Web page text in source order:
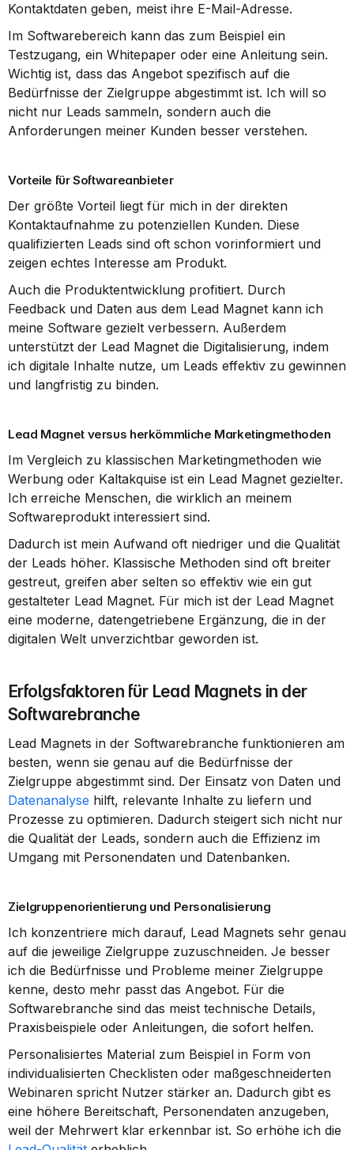
Kontaktdaten geben, meist ihre E-Mail-Adresse.
Im Softwarebereich kann das zum Beispiel ein
Testzugang, ein Whitepaper oder eine Anleitung sein.
Wichtig ist, dass das Angebot spezifisch auf die
Bedürfnisse der Zielgruppe abgestimmt ist. Ich will so
nicht nur Leads sammeln, sondern auch die
Anforderungen meiner Kunden besser verstehen.
Vorteile für Softwareanbieter
Der größte Vorteil liegt für mich in der direkten
Kontaktaufnahme zu potenziellen Kunden. Diese
qualifizierten Leads sind oft schon vorinformiert und
zeigen echtes Interesse am Produkt.
Auch die Produktentwicklung profitiert. Durch
Feedback und Daten aus dem Lead Magnet kann ich
meine Software gezielt verbessern. Außerdem
unterstützt der Lead Magnet die Digitalisierung, indem
ich digitale Inhalte nutze, um Leads effektiv zu gewinnen
und langfristig zu binden.
Lead Magnet versus herkömmliche Marketingmethoden
Im Vergleich zu klassischen Marketingmethoden wie
Werbung oder Kaltakquise ist ein Lead Magnet gezielter.
Ich erreiche Menschen, die wirklich an meinem
Softwareprodukt interessiert sind.
Dadurch ist mein Aufwand oft niedriger und die Qualität
der Leads höher. Klassische Methoden sind oft breiter
gestreut, greifen aber selten so effektiv wie ein gut
gestalteter Lead Magnet. Für mich ist der Lead Magnet
eine moderne, datengetriebene Ergänzung, die in der
digitalen Welt unverzichtbar geworden ist.
Erfolgsfaktoren für Lead Magnets in der
Softwarebranche
Lead Magnets in der Softwarebranche funktionieren am
besten, wenn sie genau auf die Bedürfnisse der
Datenanalyse hilft, relevante Inhalte zu liefern und
Prozesse zu optimieren. Dadurch steigert sich nicht nur
die Qualität der Leads, sondern auch die Effizienz im
Umgang mit Personendaten und Datenbanken.
Zielgruppenorientierung und Personalisierung
Ich konzentriere mich darauf, Lead Magnets sehr genau
auf die jeweilige Zielgruppe zuzuschneiden. Je besser
ich die Bedürfnisse und Probleme meiner Zielgruppe
kenne, desto mehr passt das Angebot. Für die
Softwarebranche sind das meist technische Details,
Praxisbeispiele oder Anleitungen, die sofort helfen.
Personalisiertes Material zum Beispiel in Form von
individualisierten Checklisten oder maßgeschneiderten
Webinaren spricht Nutzer stärker an. Dadurch gibt es
eine höhere Bereitschaft, Personendaten anzugeben,